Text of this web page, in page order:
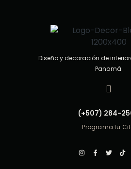
Diseño y decoración de
Panamá.
(+507) 284-
Programa tu